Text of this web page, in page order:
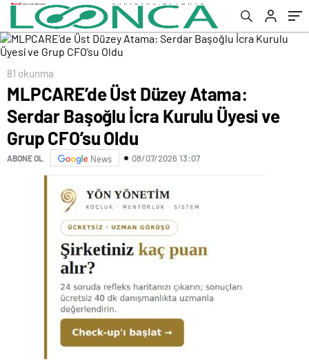
Oldu
81 okunma
MLPCARE’de Üst Düzey Atama:
Serdar Başoğlu İcra Kurulu Üyesi ve
Grup CFO’su Oldu
ABONE OL News 08/07/2026 13:07